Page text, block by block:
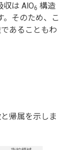
収は AlO6 構造
。そのため、こ
あることもわ
帰属を示しま